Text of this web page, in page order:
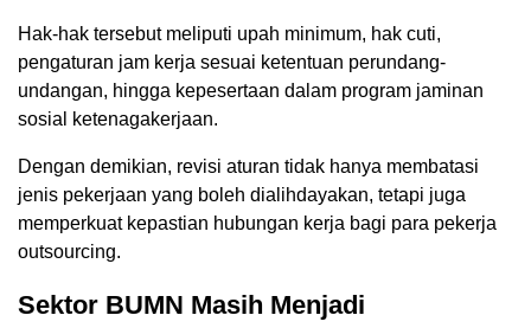
Hak-hak tersebut meliputi upah minimum, hak cuti,
pengaturan jam kerja sesuai ketentuan perundang-
undangan, hingga kepesertaan dalam program jaminan
sosial ketenagakerjaan.
Dengan demikian, revisi aturan tidak hanya membatasi
jenis pekerjaan yang boleh dialihdayakan, tetapi juga
memperkuat kepastian hubungan kerja bagi para pekerja
outsourcing.
Sektor BUMN Masih Menjadi